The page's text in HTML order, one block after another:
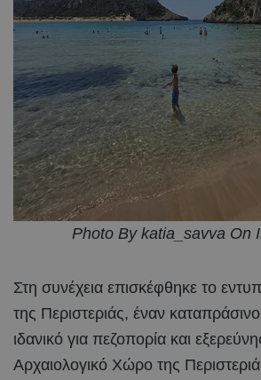
Photo By katia_savva On
Στη συνέχεια επισκέφθηκε το
της Περιστεριάς, έναν
ιδανικό για πεζοπορία και
Αρχαιολογικό Χώρο της